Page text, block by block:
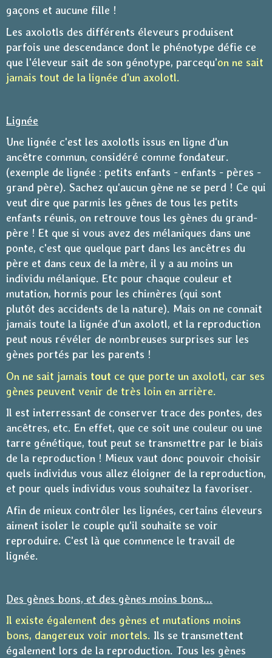
gaçons et aucune fille !
Les axolotls des différents éleveurs produisent
parfois une descendance dont le phénotype défie ce
que l'éleveur sait de son génotype, parcequ'on ne sait
jamais tout de la lignée d'un axolotl.
Lignée
Une lignée c'est les axolotls issus en ligne d'un
ancêtre commun, considéré comme fondateur.
(exemple de lignée : petits enfants - enfants - pères -
grand père). Sachez qu'aucun gène ne se perd ! Ce qui
veut dire que parmis les gênes de tous les petits
enfants réunis, on retrouve tous les gènes du grand-
père ! Et que si vous avez des mélaniques dans une
ponte, c'est que quelque part dans les ancêtres du
père et dans ceux de la mère, il y a au moins un
individu mélanique. Etc pour chaque couleur et
mutation, hormis pour les chimères (qui sont
plutôt des accidents de la nature). Mais on ne connait
jamais toute la lignée d'un axolotl, et la reproduction
peut nous révéler de nombreuses surprises sur les
gènes portés par les parents !
On ne sait jamais tout ce que porte un axolotl, car ses
gènes peuvent venir de très loin en arrière.
Il est interressant de conserver trace des pontes, des
ancêtres, etc. En effet, que ce soit une couleur ou une
tarre génétique, tout peut se transmettre par le biais
de la reproduction ! Mieux vaut donc pouvoir choisir
quels individus vous allez éloigner de la reproduction,
et pour quels individus vous souhaitez la favoriser.
Afin de mieux contrôler les lignées, certains éleveurs
aiment isoler le couple qu'il souhaite se voir
reproduire. C'est là que commence le travail de
lignée.
Des gènes bons, et des gènes moins bons...
Il existe également des gènes et mutations moins
bons, dangereux voir mortels. Ils se transmettent
également lors de la reproduction. Tous les gènes